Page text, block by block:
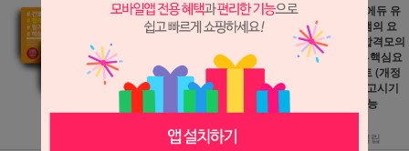
2026 서울대학교
병원 간호사 합격
세트 도서 (전2권,
개정2판) / 서원각 /
분철가능
32,400원
1,800원 적립
2027 시대에듀 유
선배 너울샘의 요
양보호사 합격모의
고사 10회+핵심요
약 합격노트 (개정
3판) / 시대고시기
획 / 분철가능
1,150원 적립